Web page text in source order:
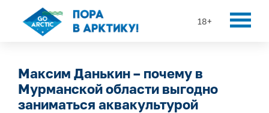
18+
Максим Данькин – почему в
Мурманской области выгодно
заниматься аквакультурой